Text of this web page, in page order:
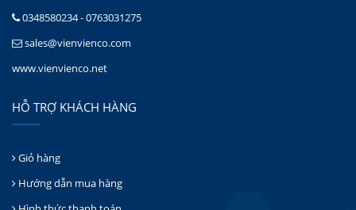
0348580234 - 0763031275
sales@vienvienco.com
www.vienvienco.net
HỖ TRỢ KHÁCH HÀNG
Giỏ hàng
Hướng dẫn mua hàng